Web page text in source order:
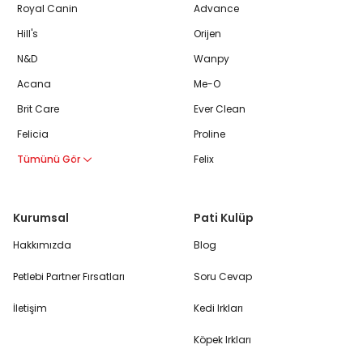
Royal Canin
Hill's
N&D
Acana
Brit Care
Felicia
Tümünü Gör
Advance
Orijen
Wanpy
Me-O
Ever Clean
Proline
Felix
Kurumsal
Hakkımızda
Petlebi Partner Fırsatları
İletişim
Pati Kulüp
Blog
Soru Cevap
Kedi Irkları
Köpek Irkları